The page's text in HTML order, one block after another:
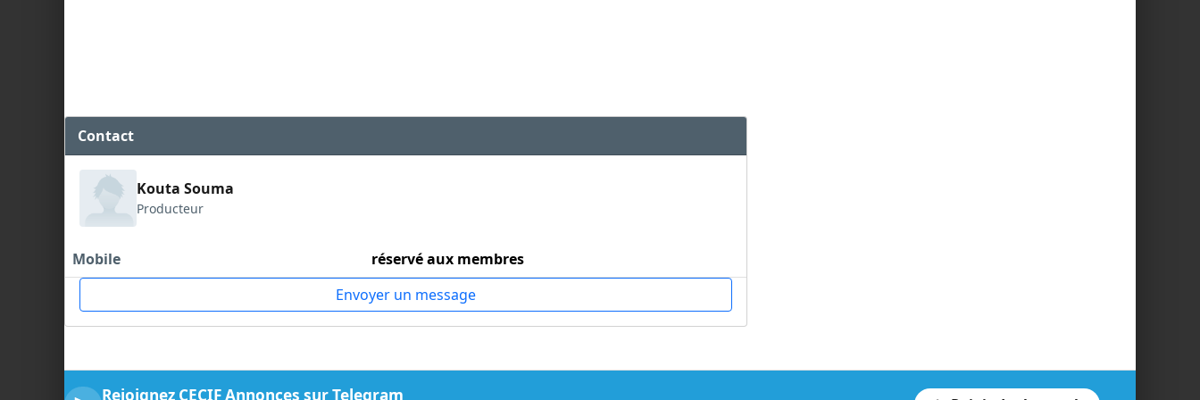
Contact
Kouta Souma
Producteur
Mobile
réservé aux membres
Envoyer un message
Rejoignez CECIF Annonces sur Telegram